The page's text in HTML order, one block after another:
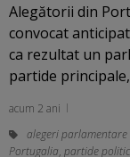
Alegătorii din
convocat
ca rezultat un
partide
acum 2 ani
alegeri
Portugalia, partide